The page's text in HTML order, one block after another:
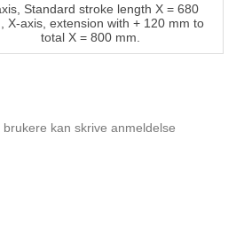
Standard stroke length X = 680
X-axis, extension with + 120 mm to
total X = 800 mm.
kan skrive anmeldelse